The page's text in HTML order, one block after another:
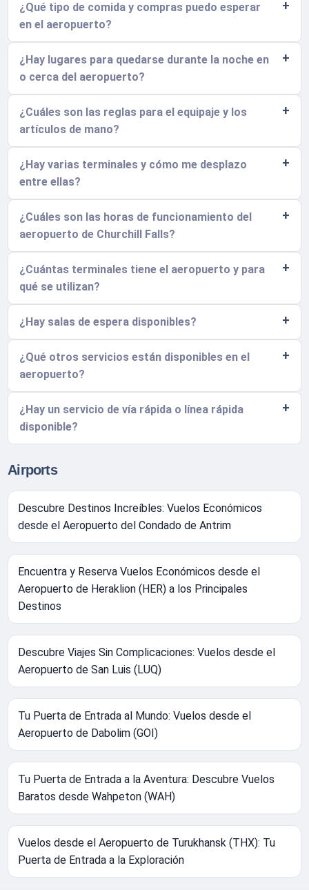
¿Qué tipo de comida y compras puedo esperar
en el aeropuerto?
¿Hay lugares para quedarse durante la noche en
o cerca del aeropuerto?
¿Cuáles son las reglas para el equipaje y los
artículos de mano?
¿Hay varias terminales y cómo me desplazo
entre ellas?
¿Cuáles son las horas de funcionamiento del
aeropuerto de Churchill Falls?
¿Cuántas terminales tiene el aeropuerto y para
qué se utilizan?
¿Hay salas de espera disponibles?
¿Qué otros servicios están disponibles en el
aeropuerto?
¿Hay un servicio de vía rápida o línea rápida
disponible?
Airports
Descubre Destinos Increíbles: Vuelos Económicos
desde el Aeropuerto del Condado de Antrim
Encuentra y Reserva Vuelos Económicos desde el
Aeropuerto de Heraklion (HER) a los Principales
Destinos
Descubre Viajes Sin Complicaciones: Vuelos desde el
Aeropuerto de San Luis (LUQ)
Tu Puerta de Entrada al Mundo: Vuelos desde el
Aeropuerto de Dabolim (GOI)
Tu Puerta de Entrada a la Aventura: Descubre Vuelos
Baratos desde Wahpeton (WAH)
Vuelos desde el Aeropuerto de Turukhansk (THX): Tu
Puerta de Entrada a la Exploración